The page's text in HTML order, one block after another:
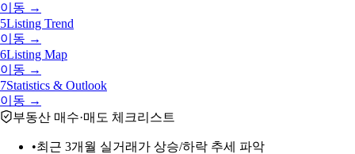
이동 →
5Listing Trend
이동 →
6Listing Map
이동 →
7Statistics & Outlook
이동 →
부동산 매수·매도 체크리스트
•최근 3개월 실거래가 상승/하락 추세 파악